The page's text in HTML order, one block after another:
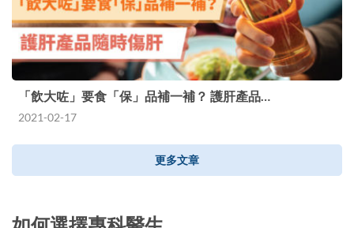
「飲大咗」要食「保」品補一補？ 護肝產品…
2021-02-17
更多文章